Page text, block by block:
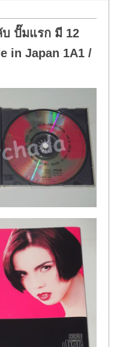
บ ปั๊มแรก มี 12
in Japan 1A1 /